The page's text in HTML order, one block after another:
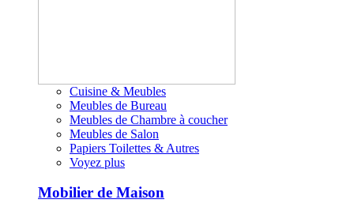
Cuisine & Meubles
Meubles de Bureau
Meubles de Chambre à coucher
Meubles de Salon
Papiers Toilettes & Autres
Voyez plus
Mobilier de Maison